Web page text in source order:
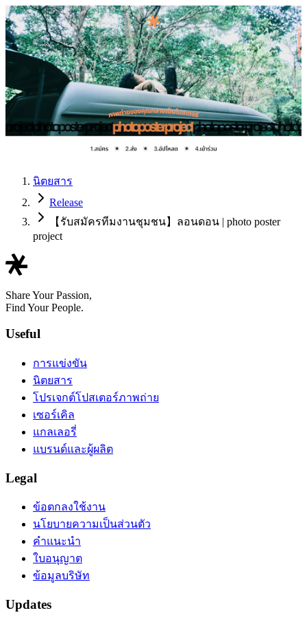
นิตยสาร
Release
【รับสมัครทีมงานชุมชน】ลอนดอน | photo poster
project
Share Your Passion,
Find Your People.
Useful
การแข่งขัน
นิตยสาร
โปรเจกต์โปสเตอร์ภาพถ่าย
เซอร์เคิล
แกลเลอรี่
แบรนด์และผู้ผลิต
Legal
ข้อตกลงใช้งาน
นโยบายความเป็นส่วนตัว
คำแนะนำ
ใบอนุญาต
ข้อมูลบริษัท
Updates